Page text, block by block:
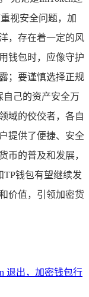
视安全问题，加
，存在着一定的风
钱包时，应像守护
；要谨慎选择正规
自己的资产安全万
域的佼佼者，各自
提供了便捷、安全
币的普及和发展，
TP钱包有望继续发
价值，引领加密货
退出，加密钱包行